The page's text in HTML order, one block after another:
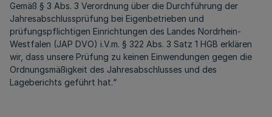
Gemäß § 3 Abs. 3 Verordnung über die Durchführung der
Jahresabschlussprüfung bei Eigenbetrieben und
prüfungspflichtigen Einrichtungen des Landes Nordrhein-
Westfalen (JAP DVO) i.V.m. § 322 Abs. 3 Satz 1 HGB erklären
wir, dass unsere Prüfung zu keinen Einwendungen gegen die
Ordnungsmäßigkeit des Jahresabschlusses und des
Lageberichts geführt hat.“